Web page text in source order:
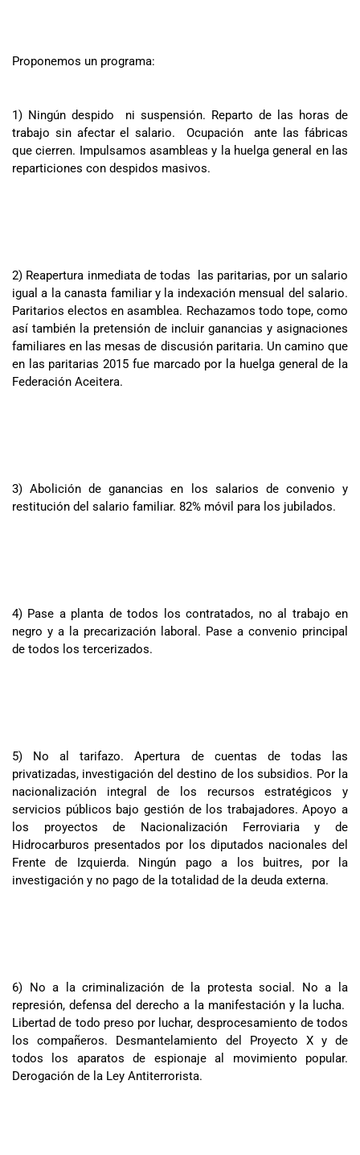
Proponemos un programa:
1) Ningún despido ni suspensión. Reparto de las horas de
trabajo sin afectar el salario. Ocupación ante las fábricas
que cierren. Impulsamos asambleas y la huelga general en las
reparticiones con despidos masivos.
2) Reapertura inmediata de todas las paritarias, por un salario
igual a la canasta familiar y la indexación mensual del salario.
Paritarios electos en asamblea. Rechazamos todo tope, como
así también la pretensión de incluir ganancias y asignaciones
familiares en las mesas de discusión paritaria. Un camino que
en las paritarias 2015 fue marcado por la huelga general de la
Federación Aceitera.
3) Abolición de ganancias en los salarios de convenio y
restitución del salario familiar. 82% móvil para los jubilados.
4) Pase a planta de todos los contratados, no al trabajo en
negro y a la precarización laboral. Pase a convenio principal
de todos los tercerizados.
5) No al tarifazo. Apertura de cuentas de todas las
privatizadas, investigación del destino de los subsidios. Por la
nacionalización integral de los recursos estratégicos y
servicios públicos bajo gestión de los trabajadores. Apoyo a
los proyectos de Nacionalización Ferroviaria y de
Hidrocarburos presentados por los diputados nacionales del
Frente de Izquierda. Ningún pago a los buitres, por la
investigación y no pago de la totalidad de la deuda externa.
6) No a la criminalización de la protesta social. No a la
represión, defensa del derecho a la manifestación y la lucha.
Libertad de todo preso por luchar, desprocesamiento de todos
los compañeros. Desmantelamiento del Proyecto X y de
todos los aparatos de espionaje al movimiento popular.
Derogación de la Ley Antiterrorista.